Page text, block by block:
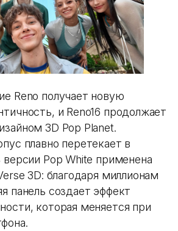
Reno получает новую
и Reno16 продолжает
3D Pop Planet.
плавно перетекает в
Pop White применена
3D: благодаря миллионам
панель создает эффект
которая меняется при